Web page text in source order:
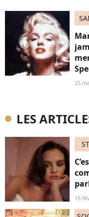
25
LES
16